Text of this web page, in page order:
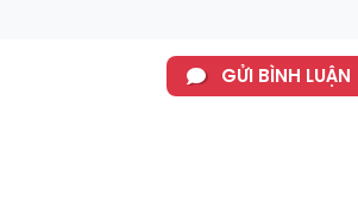
GỬI BÌNH LUẬN